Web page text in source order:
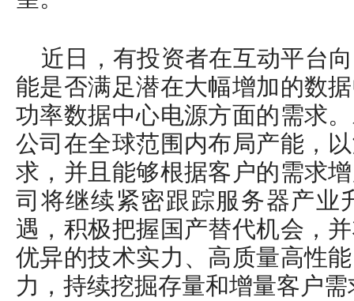
近日，有投资者在互动平台向
能是否满足潜在大幅增加的数
功率数据中心电源方面的需求
公司在全球范围内布局产能，
求，并且能够根据客户的需求
司将继续紧密跟踪服务器产业
遇，积极把握国产替代机会，
优异的技术实力、高质量高性
力，持续挖掘存量和增量客户需